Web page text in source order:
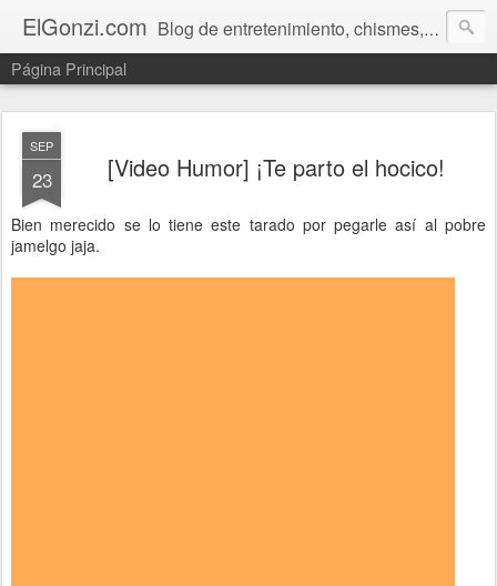
ElGonzi.com Blog de entretenimiento, chismes, humor, farándula, curiosidades, ovnis, noticias calientes, fotos, videos, paranormal y ¡más!
Página Principal
SEP
23 [Video Humor] ¡Te parto el hocico!
Bien merecido se lo tiene este tarado por pegarle así al pobre
jamelgo jaja.